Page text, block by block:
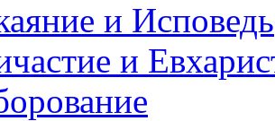
и Исповедь
и